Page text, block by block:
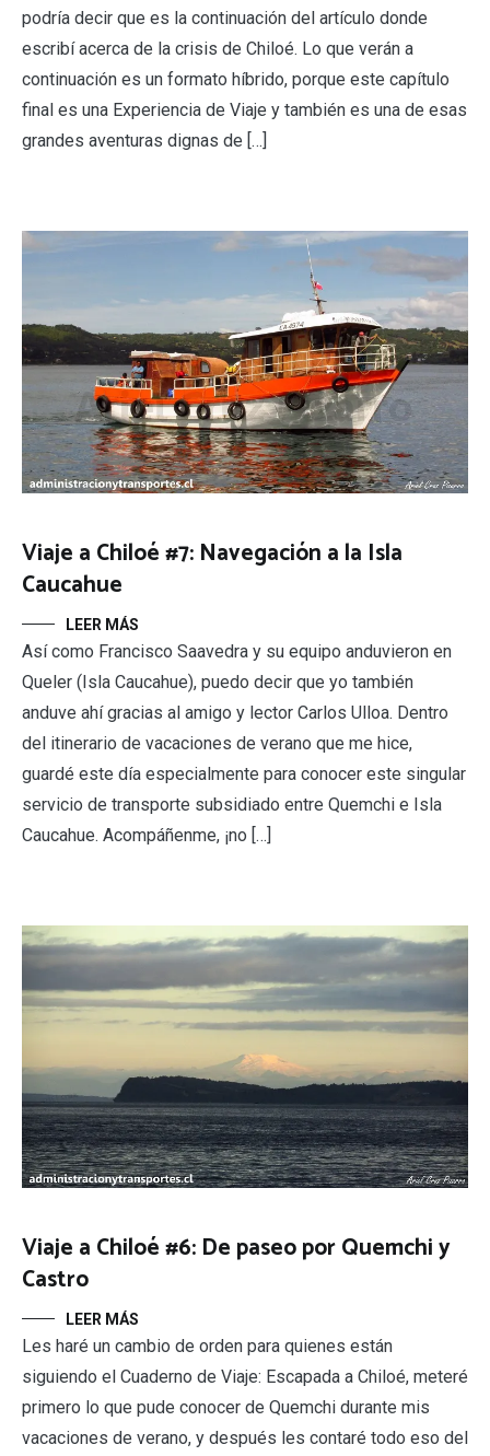
podría decir que es la continuación del artículo donde
escribí acerca de la crisis de Chiloé. Lo que verán a
continuación es un formato híbrido, porque este capítulo
final es una Experiencia de Viaje y también es una de esas
grandes aventuras dignas de […]
Viaje a Chiloé #7: Navegación a la Isla
Caucahue
LEER MÁS
Así como Francisco Saavedra y su equipo anduvieron en
Queler (Isla Caucahue), puedo decir que yo también
anduve ahí gracias al amigo y lector Carlos Ulloa. Dentro
del itinerario de vacaciones de verano que me hice,
guardé este día especialmente para conocer este singular
servicio de transporte subsidiado entre Quemchi e Isla
Caucahue. Acompáñenme, ¡no […]
Viaje a Chiloé #6: De paseo por Quemchi y
Castro
LEER MÁS
Les haré un cambio de orden para quienes están
siguiendo el Cuaderno de Viaje: Escapada a Chiloé, meteré
primero lo que pude conocer de Quemchi durante mis
vacaciones de verano, y después les contaré todo eso del